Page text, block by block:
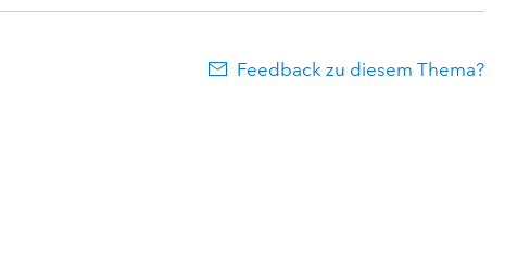
Feedback zu diesem Thema?